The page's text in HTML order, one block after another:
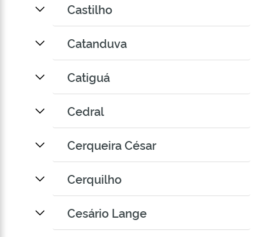
Castilho
Catanduva
Catiguá
Cedral
Cerqueira César
Cerquilho
Cesário Lange